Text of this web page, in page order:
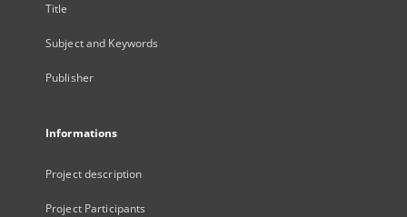
Title
Subject and Keywords
Publisher
Informations
Project description
Project Participants